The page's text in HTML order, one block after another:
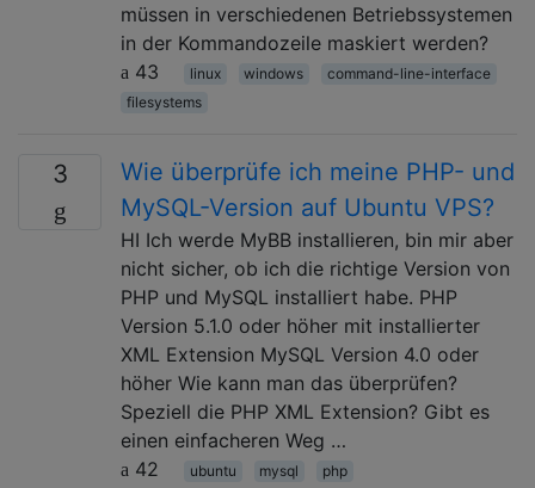
müssen in verschiedenen Betriebssystemen
in der Kommandozeile maskiert werden?
43
linux windows
command-line-interface
filesystems
3
Wie überprüfe ich meine PHP- und
MySQL-Version auf Ubuntu VPS?
HI Ich werde MyBB installieren, bin mir aber
nicht sicher, ob ich die richtige Version von
PHP und MySQL installiert habe. PHP
Version 5.1.0 oder höher mit installierter
XML Extension MySQL Version 4.0 oder
höher Wie kann man das überprüfen?
Speziell die PHP XML Extension? Gibt es
einen einfacheren Weg …
42
ubuntu mysql
php